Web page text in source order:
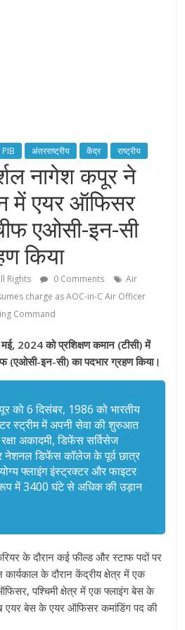
PIB अंतरराष्ट्रीय केंद्र राष्ट्रीय
नागेश कपूर ने
में एयर ऑफिसर
एओसी-इन-सी
किया
Rights 0 Comments
Air
charge as AOC-in-C Air Officer
Command
2024 को प्रशिक्षण कमान (टीसी) में
(एओसी-इन-सी) का पदभार ग्रहण किया।
को 6 दिसंबर, 1986 को भारतीय
स्ट्रीम में अपनी सेवा की शुरुआत
रक्षा अकादमी, डिफेंस सर्विसेज
डिफेंस कॉलेज के पूर्व छात्र
फ्लाइंग इंस्ट्रक्टर और फाइटर
में 3400 घंटे से अधिक की उड़ान
के दौरान कई फील्ड और स्टाफ पदों पर
कार्यकाल के दौरान केंद्रीय क्षेत्र में एक
पश्चिमी क्षेत्र में एक फ्लाइंग बेस के
बेस के एयर ऑफिसर कमांडिंग पद की